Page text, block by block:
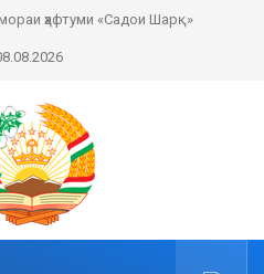
ҳафтуми «Садои Шарқ» Пешвои